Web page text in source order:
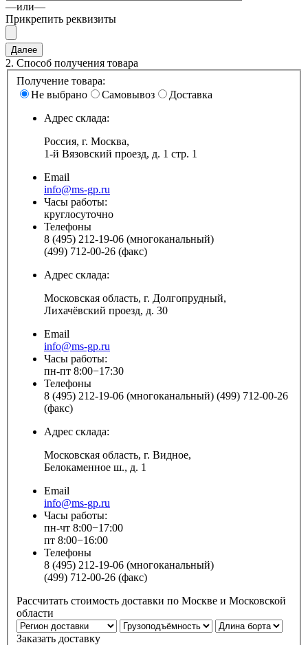
—или—
Прикрепить реквизиты
2. Способ получения товара
Получение товара:
Не выбрано
Самовывоз
Доставка
Адрес склада:
Россия, г. Москва,
1-й Вязовский проезд, д. 1 стр. 1
Email
info@ms-gp.ru
Часы работы:
круглосуточно
Телефоны
8 (495) 212-19-06 (многоканальный)
(499) 712-00-26 (факс)
Адрес склада:
Московская область, г. Долгопрудный,
Лихачёвский проезд, д. 30
Email
info@ms-gp.ru
Часы работы:
пн-пт 8:00−17:30
Телефоны
8 (495) 212-19-06 (многоканальный) (499) 712-00-26
(факс)
Адрес склада:
Московская область, г. Видное,
Белокаменное ш., д. 1
Email
info@ms-gp.ru
Часы работы:
пн-чт 8:00−17:00
пт 8:00−16:00
Телефоны
8 (495) 212-19-06 (многоканальный)
(499) 712-00-26 (факс)
Рассчитать стоимость доставки по Москве и Московской
области
Заказать доставку